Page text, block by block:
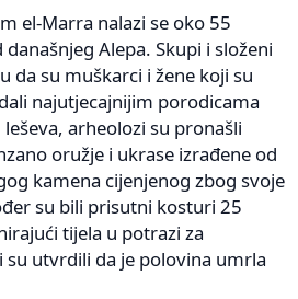
el-Marra nalazi se oko 55
Alepa. Skupi i složeni
da su muškarci i žene koji su
najutjecajnijim porodicama
arheolozi su pronašli
oružje i ukrase izrađene od
kamena cijenjenog zbog svoje
su bili prisutni kosturi 25
tijela u potrazi za
utvrdili da je polovina umrla